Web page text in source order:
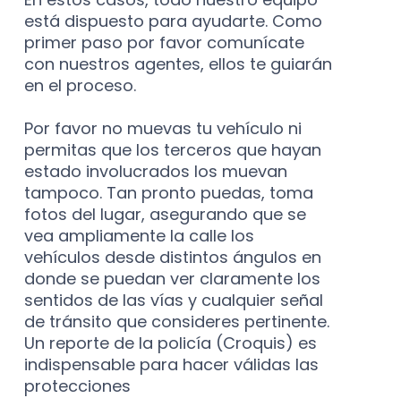
está dispuesto para ayudarte. Como
primer paso por favor comunícate
con nuestros agentes, ellos te guiarán
en el proceso.
Por favor no muevas tu vehículo ni
permitas que los terceros que hayan
estado involucrados los muevan
tampoco. Tan pronto puedas, toma
fotos del lugar, asegurando que se
vea ampliamente la calle los
vehículos desde distintos ángulos en
donde se puedan ver claramente los
sentidos de las vías y cualquier señal
de tránsito que consideres pertinente.
Un reporte de la policía (Croquis) es
indispensable para hacer válidas las
protecciones